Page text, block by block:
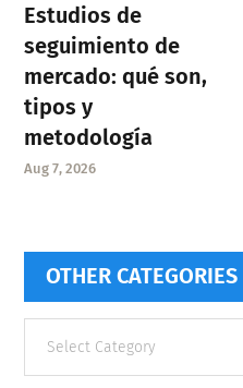
Estudios de
seguimiento de
mercado: qué son,
tipos y
metodología
Aug 7, 2026
OTHER CATEGORIES
categories